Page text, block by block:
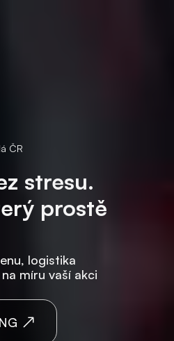
ČR
stresu.
prostě
logistika
míru vaší akci